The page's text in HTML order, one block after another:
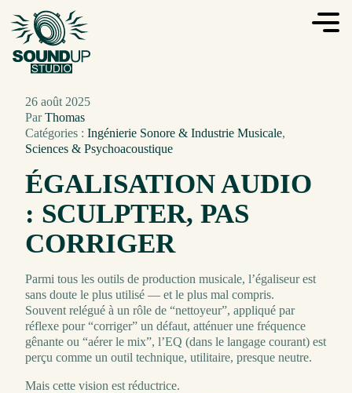
26 août 2025
ParThomas
Catégories : Ingénierie Sonore & Industrie Musicale,
Sciences & Psychoacoustique
ÉGALISATION AUDIO
: SCULPTER, PAS
CORRIGER
Parmi tous les outils de production musicale, l’égaliseur est
sans doute le plus utilisé — et le plus mal compris.
Souvent relégué à un rôle de “nettoyeur”, appliqué par
réflexe pour “corriger” un défaut, atténuer une fréquence
gênante ou “aérer le mix”, l’EQ (dans le langage courant) est
perçu comme un outil technique, utilitaire, presque neutre.
Mais cette vision est réductrice.